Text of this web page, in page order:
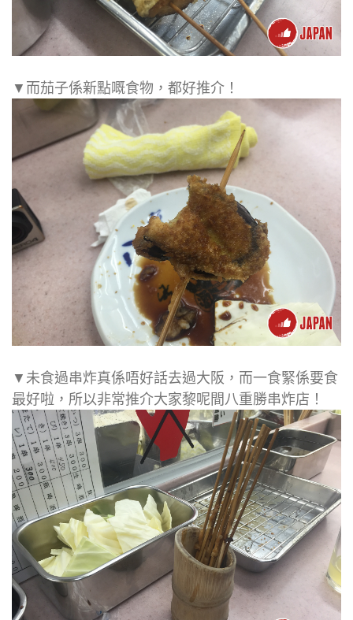
▼而茄子係新點嘅食物，都好推介！
▼未食過串炸真係唔好話去過大阪，而一食緊係要食
最好啦，所以非常推介大家黎呢間八重勝串炸店！